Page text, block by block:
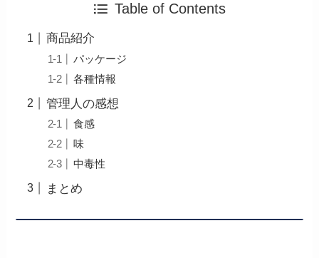
Table of Contents
商品紹介
パッケージ
各種情報
管理人の感想
食感
味
中毒性
まとめ